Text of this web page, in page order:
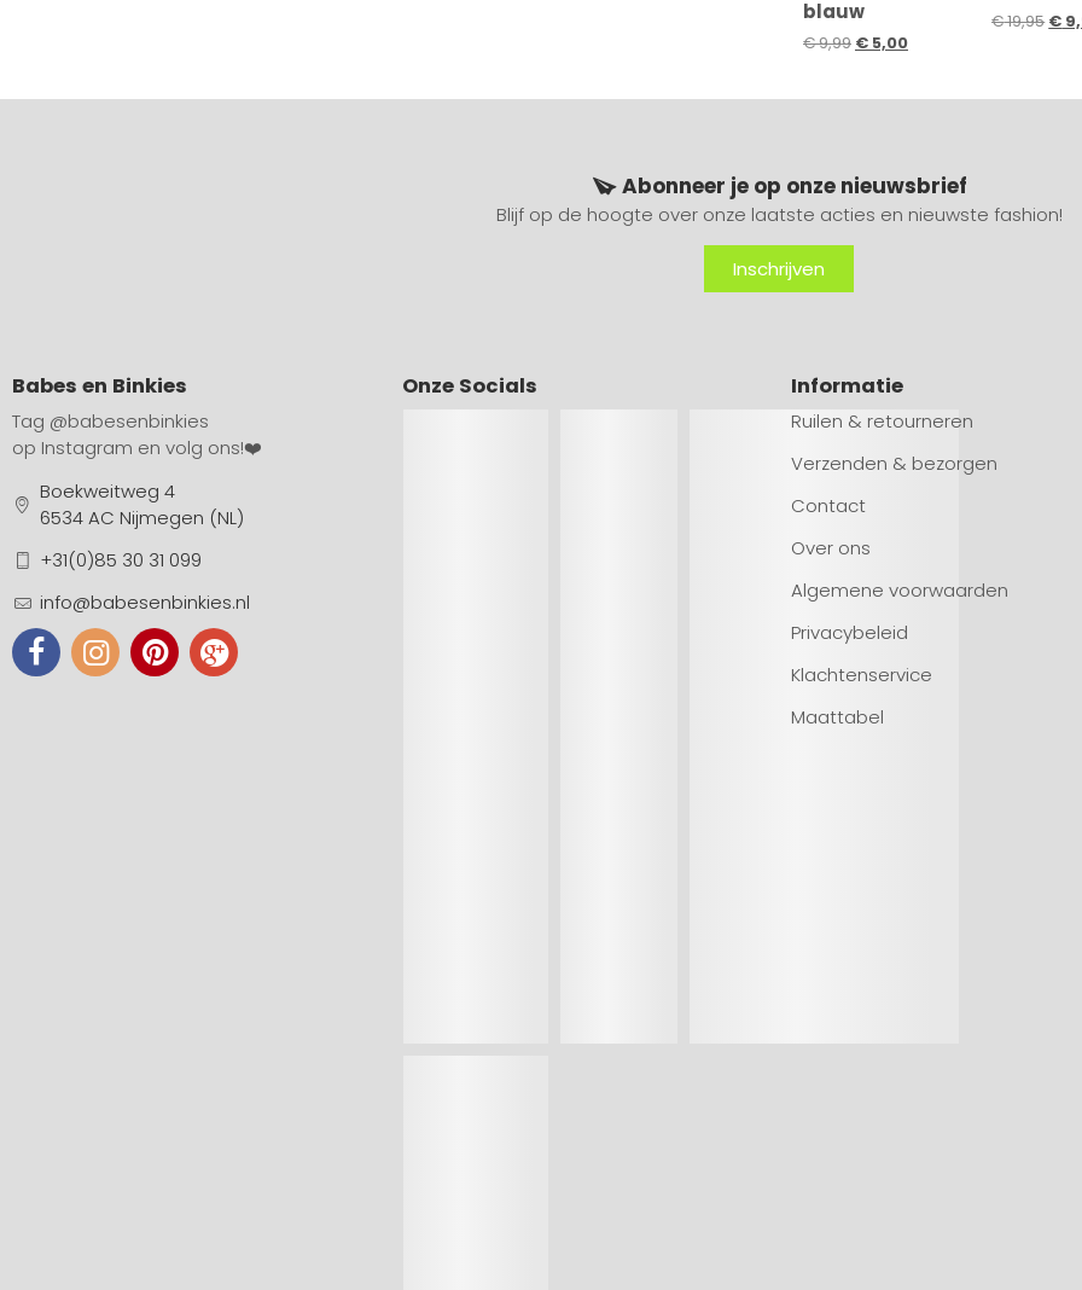
blauw
€9,99 € 5,00
€19,95 €
Abonneer je op onze nieuwsbrief
Blijf op de hoogte over onze laatste acties en nieuwste fashion!
Inschrijven
Babes en Binkies
Tag @babesenbinkies
op Instagram en volg ons!❤️
Boekweitweg 4
6534 AC Nijmegen (NL)
+31(0)85 30 31 099
info@babesenbinkies.nl
Onze Socials Informatie
Ruilen & retourneren
Verzenden & bezorgen
Contact
Over ons
Algemene voorwaarden
Privacybeleid
Klachtenservice
Maattabel